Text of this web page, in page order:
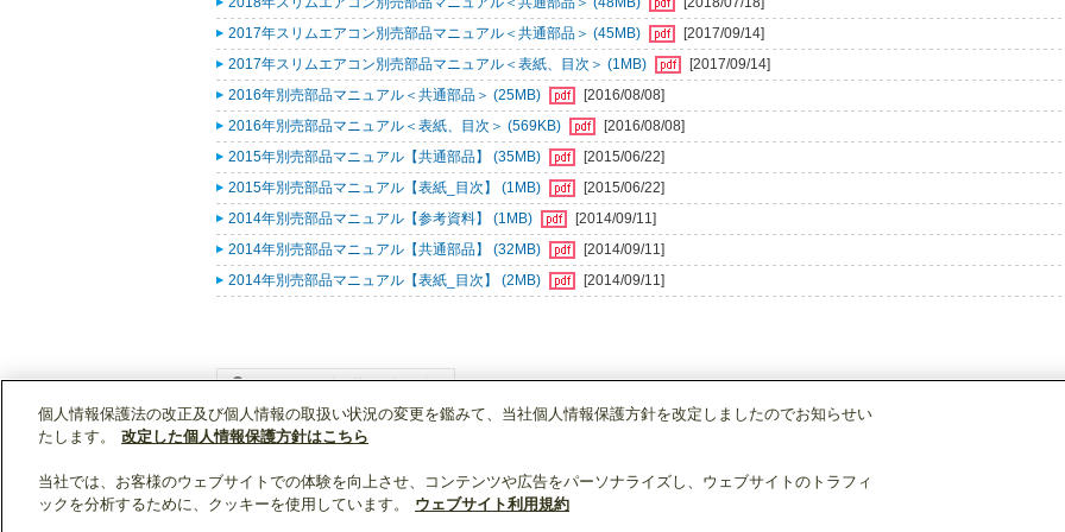
2017年スリムエアコン別売部品マニュアル＜共通部品＞ (45MB)
[2017/09/14]
2017年スリムエアコン別売部品マニュアル＜表紙、目次＞ (1MB)
[2017/09/14]
2016年別売部品マニュアル＜共通部品＞ (25MB)
[2016/08/08]
2016年別売部品マニュアル＜表紙、目次＞ (569KB)
[2016/08/08]
2015年別売部品マニュアル【共通部品】 (35MB)
[2015/06/22]
2015年別売部品マニュアル【表紙_目次】 (1MB)
[2015/06/22]
2014年別売部品マニュアル【参考資料】 (1MB)
[2014/09/11]
2014年別売部品マニュアル【共通部品】 (32MB)
[2014/09/11]
2014年別売部品マニュアル【表紙_目次】 (2MB)
[2014/09/11]
WIN2Kトップ 製品情報
個人情報保護法の改正及び個人情報の取扱い状況の変更を鑑みて、当社個人情報保護方針を改定しましたのでお知らせい
たします。
改定した個人情報保護方針はこちら
当社では、お客様のウェブサイトでの体験を向上させ、コンテンツや広告をパーソナライズし、ウェブサイトのトラフィ
ックを分析するために、クッキーを使用しています。
ウェブサイト利用規約